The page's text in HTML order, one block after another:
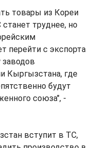
товары из Кореи
труднее, но
перейти с экспорта
Кыргызстана, где
будут
союза", -
вступит в ТС,